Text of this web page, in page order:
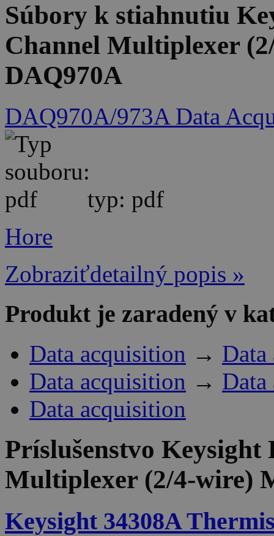
Súbory k stiahnutiu
Channel Multiplexer
DAQ970A
DAQ970A/973A Data
typ: pdf
Hore
Zobraziťdetailný popis »
Produkt je zaradený v
Data acquisition →
Data acquisition →
Data acquisition
Príslušenstvo Keysight
Multiplexer (2/4-wire)
Keysight 34308A